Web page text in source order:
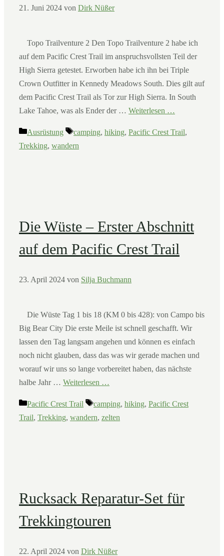
21. Juni 2024 von Dirk Nüßer
Topo Trailventure 2 Den Topo Trailventure 2 habe ich
auf dem Pacific Crest Trail im anspruchsvollsten Teil der
High Sierra getestet. Erworben habe ich ihn bei Triple
Crown Outfitter in Kennedy Meadows South. Dies gilt auf
dem Pacific Crest Trail als Tor zur High Sierra. In South
Lake Tahoe, was als Ender der … Weiterlesen …
Kategorien
Ausrüstung Schlagwörter
camping, hiking, Pacific Crest Trail,
Trekking, wandern
Die Wüste – Erster Abschnitt
auf dem Pacific Crest Trail
23. April 2024 von Silja Buchmann
Die Wüste Tag 1 bis 18 (KM 0 bis 428): von Campo bis
Big Bear City Die erste Meile ist schnell geschafft. Wir
lassen den Tag langsam angehen und können es einfach
noch nicht glauben, dass das was wir gerade machen und
worauf wir uns so lange vorbereitet haben, das nächste
halbe Jahr … Weiterlesen …
Kategorien
Pacific Crest Trail Schlagwörter
camping, hiking, Pacific Crest
Trail, Trekking, wandern, zelten
Rucksack Reparatur-Set für
Trekkingtouren
22. April 2024 von Dirk Nüßer